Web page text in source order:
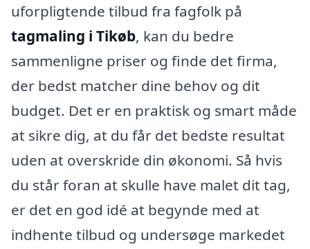
uforpligtende tilbud fra fagfolk på
tagmaling i Tikøb, kan du bedre
sammenligne priser og finde det firma,
der bedst matcher dine behov og dit
budget. Det er en praktisk og smart måde
at sikre dig, at du får det bedste resultat
uden at overskride din økonomi. Så hvis
du står foran at skulle have malet dit tag,
er det en god idé at begynde med at
indhente tilbud og undersøge markedet